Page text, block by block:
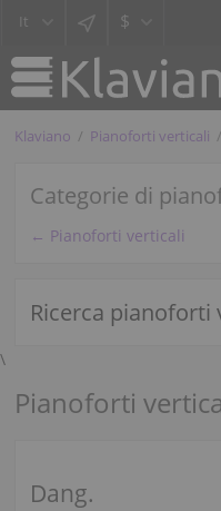
$
Klaviano Pianoforti verticali
Categorie di
← Pianoforti verticali
Ricerca pianoforti
\
Pianoforti
Dang.